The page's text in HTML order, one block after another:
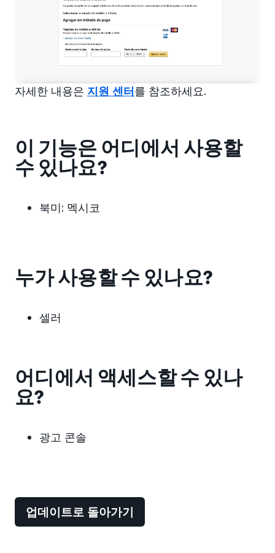
자세한 내용은 지원 센터를 참조하세요.
이 기능은 어디에서 사용할
수 있나요?
북미: 멕시코
누가 사용할 수 있나요?
셀러
어디에서 액세스할 수 있나
요?
광고 콘솔
업데이트로 돌아가기